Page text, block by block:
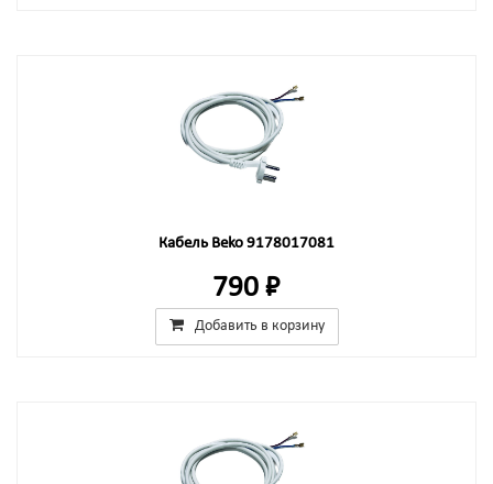
Кабель Beko 9178017081
790 ₽
Добавить в корзину